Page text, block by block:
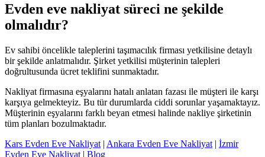
Evden eve nakliyat süreci ne şekilde
olmalıdır?
Ev sahibi öncelikle taleplerini taşımacılık firması yetkilisine detaylı
bir şekilde anlatmalıdır. Şirket yetkilisi müşterinin talepleri
doğrultusunda ücret teklifini sunmaktadır.
Nakliyat firmasına eşyalarını hatalı anlatan fazası ile müşteri ile karşı
karşıya gelmekteyiz. Bu tür durumlarda ciddi sorunlar yaşamaktayız.
Müşterinin eşyalarını farklı beyan etmesi halinde nakliye şirketinin
tüm planları bozulmaktadır.
Kars Evden Eve Nakliyat | Ankara Evden Eve Nakliyat | İzmir
Evden Eve Nakliyat | Blog